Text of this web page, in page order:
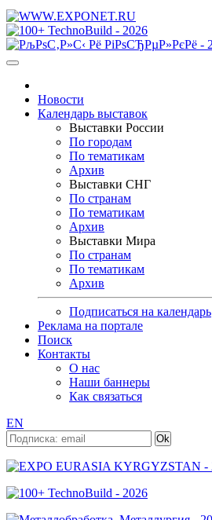
Новости
Календарь выставок
Выставки России
По городам
По тематикам
Архив
Выставки СНГ
По странам
По тематикам
Архив
Выставки Мира
По странам
По тематикам
Архив
Подписаться на календарь
Реклама на портале
Поиск
Контакты
О нас
Наши баннеры
Как связаться
EN